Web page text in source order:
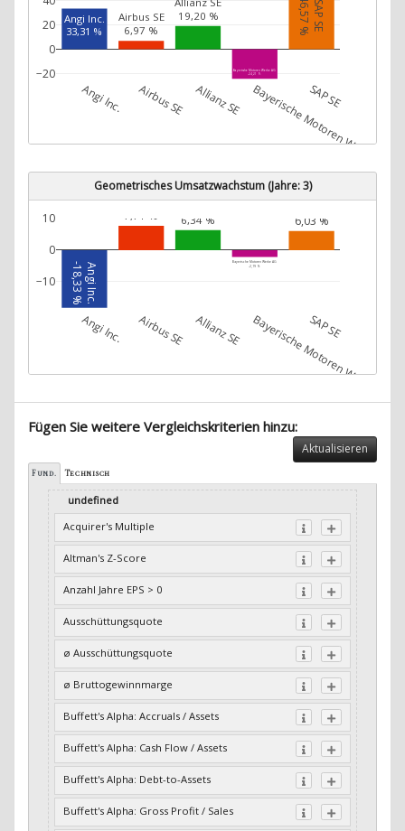
Angi Inc.
33,31 %
Airbus SE
6,97 %
19,20 %
Bayerische Motoren Werke AG
-24,21 %
SAP SE
46,57 %
Angi Inc. Airbus SE Allianz SE Bayerische Motoren Werke AG
SAP SE
−20
0
20
Geometrisches Umsatzwachstum (Jahre: 3)
Angi Inc.
-18,33 %
Airbus SE
6,34 %
Bayerische Motoren Werke AG
-2,19 %
6,03 %
Angi Inc. Airbus SE Allianz SE Bayerische Motoren Werke AG
SAP SE
−10
0
10
Fügen Sie weitere Vergleichskriterien hinzu:
Aktualisieren
Fund. Technisch
undefined
Acquirer's Multiple
Altman's Z-Score
Anzahl Jahre EPS > 0
Ausschüttungsquote
ø Ausschüttungsquote
ø Bruttogewinnmarge
Buffett's Alpha: Accruals / Assets
Buffett's Alpha: Cash Flow / Assets
Buffett's Alpha: Debt-to-Assets
Buffett's Alpha: Gross Profit / Sales